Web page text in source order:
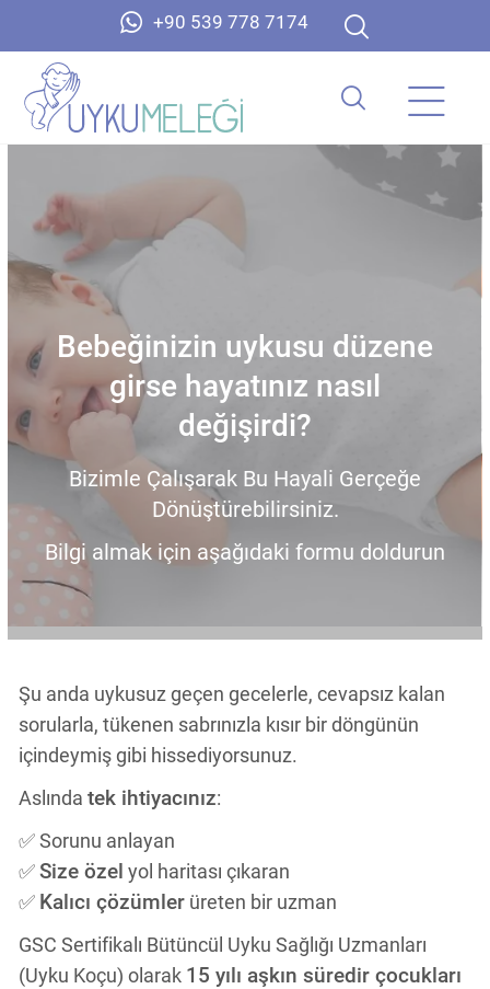
+90 539 778 7174
Bebeğinizin uykusu düzene
girse hayatınız nasıl
değişirdi?
Bizimle Çalışarak Bu Hayali Gerçeğe
Dönüştürebilirsiniz.
Bilgi almak için aşağıdaki formu doldurun
Şu anda uykusuz geçen gecelerle, cevapsız kalan
sorularla, tükenen sabrınızla kısır bir döngünün
içindeymiş gibi hissediyorsunuz.
Aslındatek ihtiyacınız:
✅ Sorunu anlayan
✅Size özel yol haritası çıkaran
✅ Kalıcı çözümler üreten bir uzman
GSC Sertifikalı Bütüncül Uyku Sağlığı Uzmanları
(Uyku Koçu) olarak 15 yılı aşkın süredir çocukları